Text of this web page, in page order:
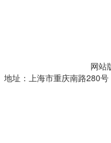
网站
地址：上海市重庆南路